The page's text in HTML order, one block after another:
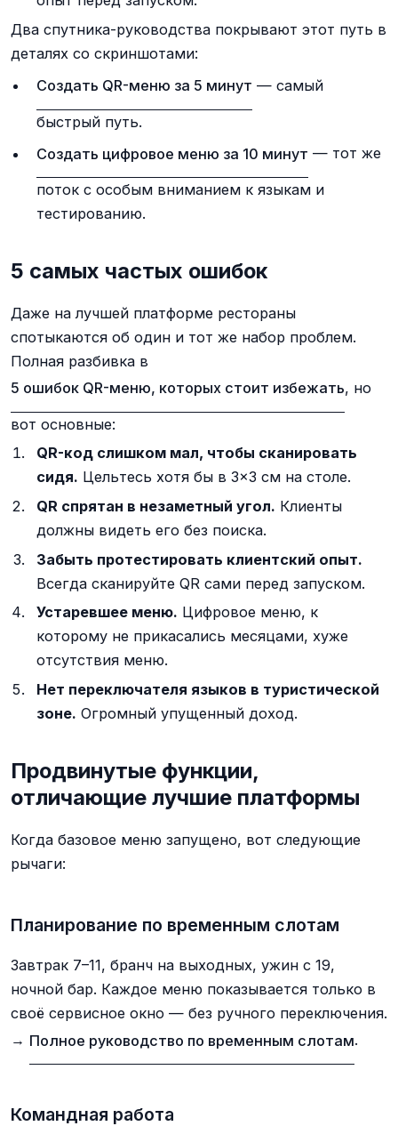
Два спутника-руководства покрывают этот путь в
деталях со скриншотами:
Создать QR-меню за 5 минут — самый
быстрый путь.
Создать цифровое меню за 10 минут — тот же
поток с особым вниманием к языкам и
тестированию.
5 самых частых ошибок
Даже на лучшей платформе рестораны
спотыкаются об один и тот же набор проблем.
Полная разбивка в
5 ошибок QR-меню, которых стоит избежать, но
вот основные:
QR-код слишком мал, чтобы сканировать
сидя. Цельтесь хотя бы в 3×3 см на столе.
QR спрятан в незаметный угол. Клиенты
должны видеть его без поиска.
Забыть протестировать клиентский опыт.
Всегда сканируйте QR сами перед запуском.
Устаревшее меню. Цифровое меню, к
которому не прикасались месяцами, хуже
отсутствия меню.
Нет переключателя языков в туристической
зоне. Огромный упущенный доход.
Продвинутые функции,
отличающие лучшие платформы
Когда базовое меню запущено, вот следующие
рычаги:
Планирование по временным слотам
Завтрак 7–11, бранч на выходных, ужин с 19,
ночной бар. Каждое меню показывается только в
своё сервисное окно — без ручного переключения.
→ Полное руководство по временным слотам.
Командная работа